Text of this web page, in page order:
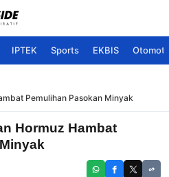
IPTEK Sports EKBIS
Pemulihan Pasokan Minyak
Hormuz Hambat